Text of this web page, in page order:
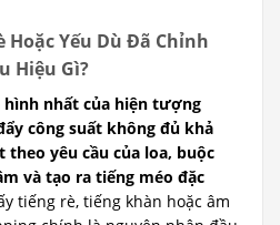
Hoặc Yếu Dù Đã Chỉnh
Hiệu Gì?
hình nhất của hiện tượng
công suất không đủ khả
theo yêu cầu của loa, buộc
và tạo ra tiếng méo đặc
tiếng rè, tiếng khàn hoặc âm